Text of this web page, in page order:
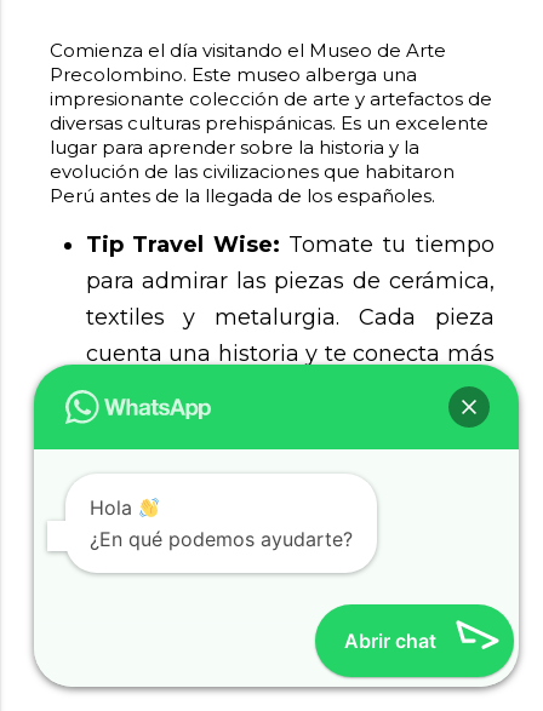
Comienza el día visitando el Museo de Arte
Precolombino. Este museo alberga una
impresionante colección de arte y artefactos de
diversas culturas prehispánicas. Es un excelente
lugar para aprender sobre la historia y la
evolución de las civilizaciones que habitaron
Perú antes de la llegada de los españoles.
Tip Travel Wise: Tomate tu tiempo
para admirar las piezas de cerámica,
textiles y metalurgia. Cada pieza
cuenta una historia y te conecta más
con la rica herencia cultural del país.
2. Taller de textiles
Después del museo, dirigete a un taller de
textiles donde podrás ver a los artesanos locales
demostraciones sobre las técnicas tradicionales
de tejido que han sido transmitidas de
Hola
¿En qué podemos ayudarte?
Abrir chat